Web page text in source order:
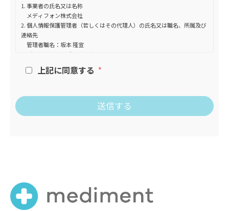
1. 事業者の氏名又は名称
メディフォン株式会社
2. 個人情報保護管理者（若しくはその代理人）の氏名又は職名、所属及び
連絡先
管理者職名：坂本 隆宣
所属部署：コーポレート本部
TEL:03-6426-5451
・本サービスに関連した、各種情報のご案内のため
ご本人様は、当社に対してご自身の個人情報の開示等（利用目的の通
知、開示、内容の訂正・追加・削除、利用の停止または消去、第三者への
提供の停止）に関して、下記の当社問合わせ窓口に申し出ることができま
上記に同意する